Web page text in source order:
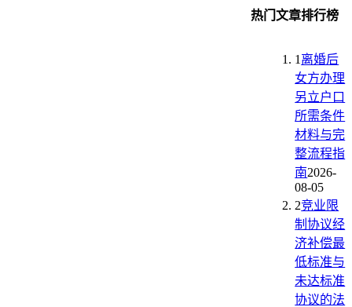
热门文章排行榜
1 离婚后
女方办理
另立户口
所需条件
材料与完
整流程指
南2026-
08-05
2竞业限
制协议经
济补偿最
低标准与
未达标准
协议的法